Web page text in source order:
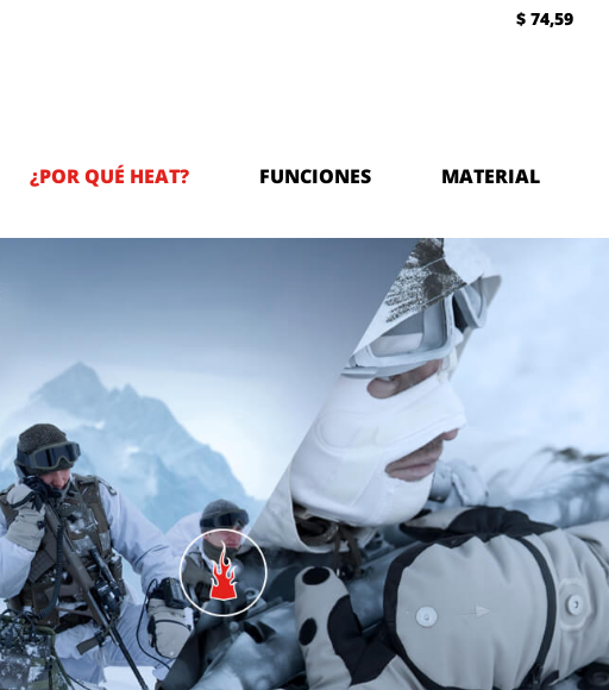
$ 74,59
¿POR QUÉ HEAT? FUNCIONES MATERIAL